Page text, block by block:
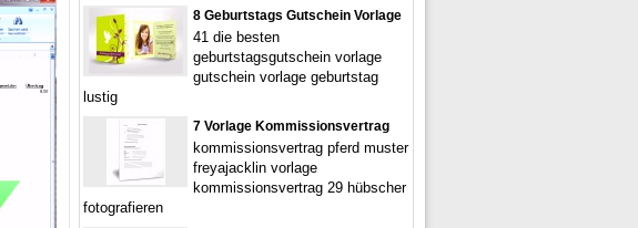
8 Geburtstags Gutschein Vorlage
41 die besten
geburtstagsgutschein vorlage
gutschein vorlage geburtstag
lustig
7 Vorlage Kommissionsvertrag
kommissionsvertrag pferd muster
freyajacklin vorlage
kommissionsvertrag 29 hübscher
fotografieren